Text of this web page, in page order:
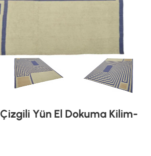
Yün El Dokuma Kilim-